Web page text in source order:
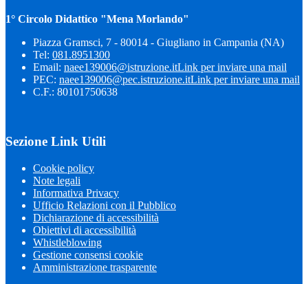
1° Circolo Didattico "Mena Morlando"
Piazza Gramsci, 7 - 80014 - Giugliano in Campania (NA)
Tel: 081.8951300
Email: naee139006@istruzione.itLink per inviare una mail
PEC: naee139006@pec.istruzione.itLink per inviare una mail
C.F.: 80101750638
Sezione Link Utili
Cookie policy
Note legali
Informativa Privacy
Ufficio Relazioni con il Pubblico
Dichiarazione di accessibilità
Obiettivi di accessibilità
Whistleblowing
Gestione consensi cookie
Amministrazione trasparente